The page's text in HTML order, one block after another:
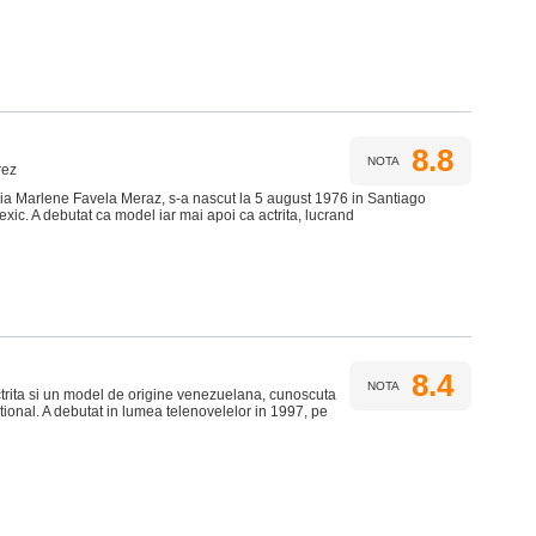
NOTA 8.8
Marlene Favela Meraz, s-a nascut la 5 august 1976 in Santiago
A debutat ca model iar mai apoi ca actrita, lucrand
NOTA 8.4
si un model de origine venezuelana, cunoscuta
A debutat in lumea telenovelelor in 1997, pe